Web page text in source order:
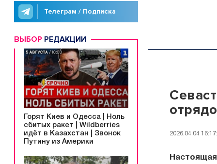
Телеграм / Подписка
ВЫБОР РЕДАКЦИИ
Горят Киев и Одесса | Ноль
сбитых ракет | Wildberries
идёт в Казахстан | Звонок
Путину из Америки
2026.04.04